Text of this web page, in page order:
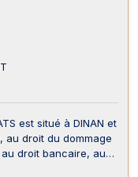
est situé à DINAN et
au droit du dommage
droit bancaire, au